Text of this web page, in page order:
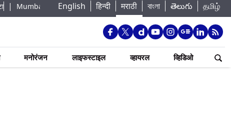
Lake Water Levels: मुंबई पाणीपुरवठा अपडेट: शहरातील 7 तलावांमधील जलसाठा
English हिन्दी मराठी বাংলা తెలుగు தமிழ்
मनोरंजन लाइफस्टाइल व्हायरल व्हिडिओ